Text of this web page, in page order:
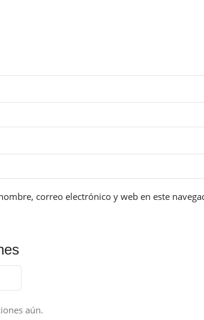
aún.
correo electrónico y web en este